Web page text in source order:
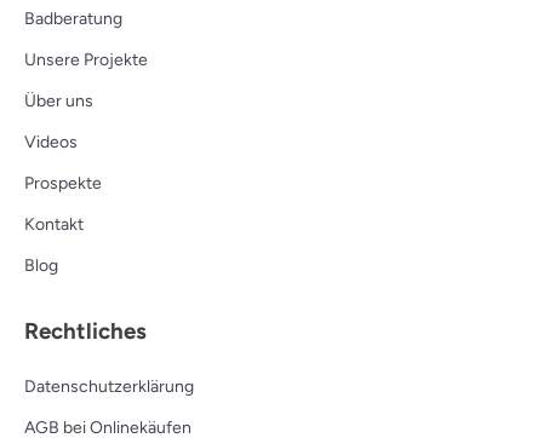
Badberatung
Unsere Projekte
Über uns
Videos
Prospekte
Kontakt
Blog
Rechtliches
Datenschutzerklärung
AGB bei Onlinekäufen